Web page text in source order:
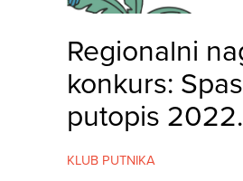
Regionalni
konkurs:
putopis 2022.
KLUB PUTNIKA